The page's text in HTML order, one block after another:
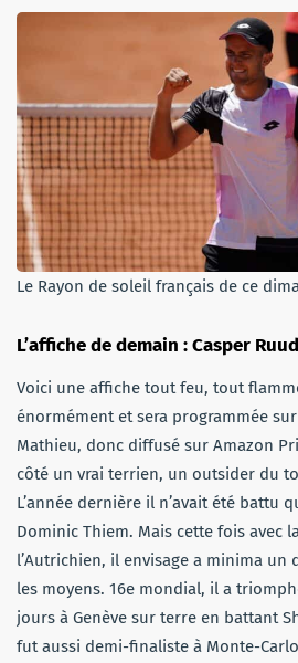
Le Rayon de soleil français de ce
L’affiche de demain : Casper
Voici une affiche tout feu, tout
énormément et sera programmée
Mathieu, donc diffusé sur Amazon
côté un vrai terrien, un outsider du
L’année dernière il n’avait été battu
Dominic Thiem. Mais cette fois avec
l’Autrichien, il envisage a minima un
les moyens. 16e mondial, il a
jours à Genève sur terre en battant
fut aussi demi-finaliste à Monte-